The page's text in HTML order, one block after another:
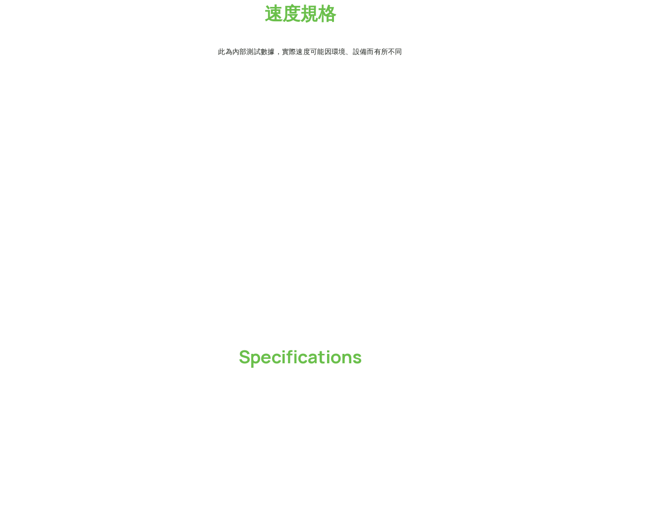
速度規格
此為內部測試數據，實際速度可能因環境、設備而有所不同
Specifications